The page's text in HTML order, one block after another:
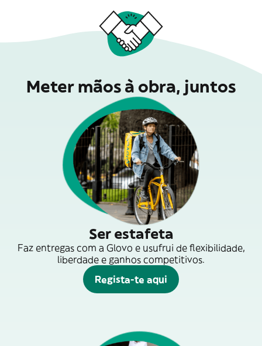
Meter mãos à obra, juntos
Ser estafeta
Faz entregas com a Glovo e usufrui de flexibilidade,
liberdade e ganhos competitivos.
Regista-te aqui